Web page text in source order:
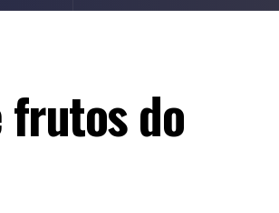
frutos do